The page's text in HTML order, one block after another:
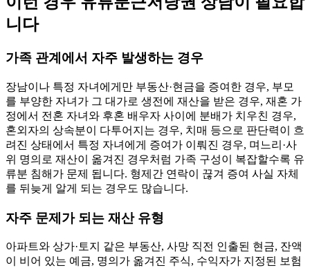
니다
가족 관계에서 자주 발생하는 경우
장남이나 특정 자녀에게만 부동산·현금을 증여한 경우, 부모
를 부양한 자녀가 그 대가로 생전에 재산을 받은 경우, 재혼 가
정에서 전혼 자녀와 후혼 배우자 사이에 분배가 치우친 경우,
혼외자의 상속분이 다투어지는 경우, 치매 등으로 판단력이 흐
려진 상태에서 특정 자녀에게 증여가 이뤄진 경우, 며느리·사
위 명의로 재산이 옮겨진 경우처럼 가족 구성이 복잡할수록 유
류분 침해가 문제 됩니다. 형제간 연락이 끊겨 증여 사실 자체
를 뒤늦게 알게 되는 경우도 많습니다.
자주 문제가 되는 재산 유형
아파트와 상가·토지 같은 부동산, 사망 직전 인출된 현금, 잔액
이 비어 있는 예금, 명의가 옮겨진 주식, 수익자가 지정된 보험